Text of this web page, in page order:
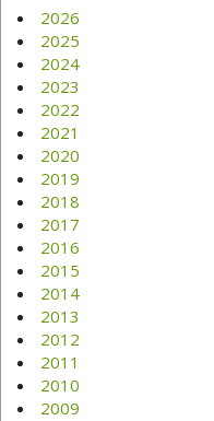
2026
2025
2024
2023
2022
2021
2020
2019
2018
2017
2016
2015
2014
2013
2012
2011
2010
2009